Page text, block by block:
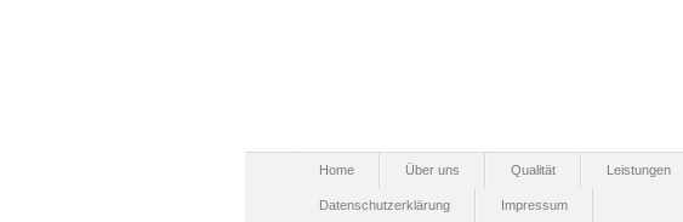
Home Über uns Qualität Leistungen
Datenschutzerklärung Impressum